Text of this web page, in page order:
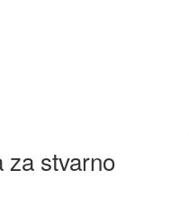
za stvarno